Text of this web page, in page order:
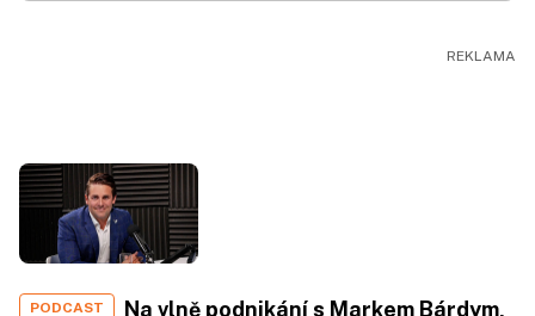
PODCAST
Na vlně podnikání s Markem Bárdym,